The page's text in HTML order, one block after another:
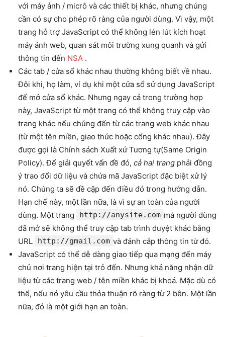
với máy ảnh / micrô và các thiết bị khác, nhưng chúng
cần có sự cho phép rõ ràng của người dùng. Vì vậy, một
trang hỗ trợ JavaScript có thể không lén lút kích hoạt
máy ảnh web, quan sát môi trường xung quanh và gửi
thông tin đến NSA .
Các tab / cửa sổ khác nhau thường không biết về nhau.
Đôi khi, họ làm, ví dụ khi một cửa sổ sử dụng JavaScript
để mở cửa sổ khác. Nhưng ngay cả trong trường hợp
này, JavaScript từ một trang có thể không truy cập vào
trang khác nếu chúng đến từ các trang web khác nhau
(từ một tên miền, giao thức hoặc cổng khác nhau). Đây
được gọi là Chính sách Xuất xứ Tương tự(Same Origin
Policy). Để giải quyết vấn đề đó, cả hai trang phải đồng
ý trao đổi dữ liệu và chứa mã JavaScript đặc biệt xử lý
nó. Chúng ta sẽ đề cập đến điều đó trong hướng dẫn.
Hạn chế này, một lần nữa, là vì sự an toàn của người
dùng. Một trang
http://anysite.com mà người dùng
đã mở sẽ không thể truy cập tab trình duyệt khác bằng
URL
http://gmail.com và đánh cắp thông tin từ đó.
JavaScript có thể dễ dàng giao tiếp qua mạng đến máy
chủ nơi trang hiện tại trỏ đến. Nhưng khả năng nhận dữ
liệu từ các trang web / tên miền khác bị khoá. Mặc dù có
thể, nếu nó yêu cầu thỏa thuận rõ ràng từ 2 bên. Một lần
nữa, đó là một giới hạn an toàn.